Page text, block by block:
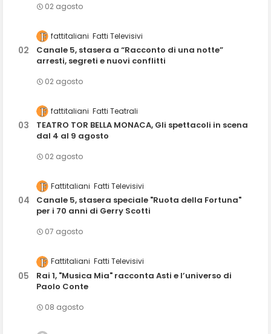
02 agosto
fattitaliani Fatti Televisivi
Canale 5, stasera a “Racconto di una notte”
arresti, segreti e nuovi conflitti
02 agosto
fattitaliani Fatti Teatrali
TEATRO TOR BELLA MONACA, Gli spettacoli in scena
dal 4 al 9 agosto
02 agosto
Fattitaliani Fatti Televisivi
Canale 5, stasera speciale "Ruota della Fortuna"
per i 70 anni di Gerry Scotti
07 agosto
Fattitaliani Fatti Televisivi
Rai 1, "Musica Mia" racconta Asti e l’universo di
Paolo Conte
08 agosto